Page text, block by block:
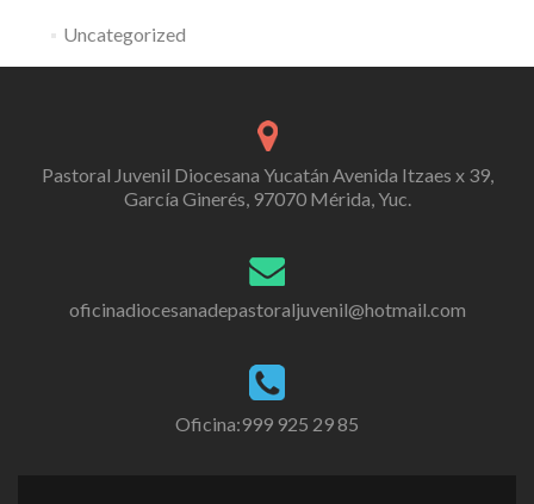
Uncategorized
Pastoral Juvenil Diocesana Yucatán Avenida Itzaes x 39,
García Ginerés, 97070 Mérida, Yuc.
oficinadiocesanadepastoraljuvenil@hotmail.com
Oficina:999 925 29 85